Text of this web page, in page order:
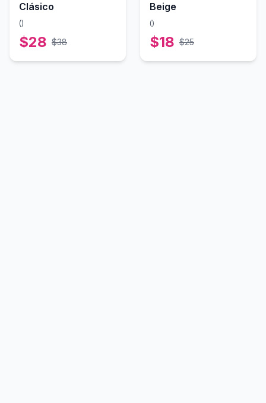
Clásico
()
$28 $38
Beige
()
$18 $25